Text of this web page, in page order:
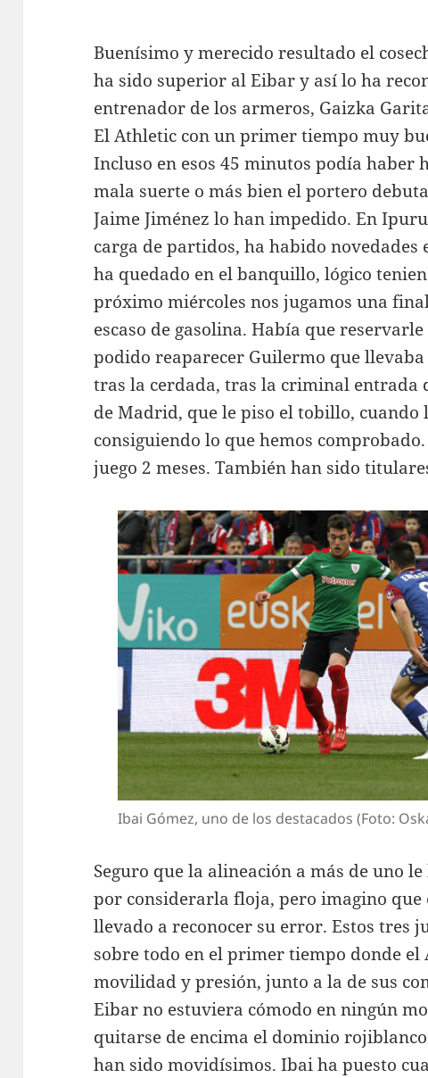
Buenísimo y merecido resultado el
ha sido superior al Eibar y así lo ha
entrenador de los armeros, Gaizka
El Athletic con un primer tiempo muy
Incluso en esos 45 minutos podía haber
mala suerte o más bien el portero
Jaime Jiménez lo han impedido. En
carga de partidos, ha habido novedades
ha quedado en el banquillo, lógico
próximo miércoles nos jugamos una
escaso de gasolina. Había que
podido reaparecer Guilermo que llevaba
tras la cerdada, tras la criminal entrada
de Madrid, que le piso el tobillo, cuando
consiguiendo lo que hemos
juego 2 meses. También han sido
Ibai Gómez, uno de los destacados (Foto:
Seguro que la alineación a más de uno
por considerarla floja, pero imagino
llevado a reconocer su error. Estos tres
sobre todo en el primer tiempo donde el
movilidad y presión, junto a la de sus
Eibar no estuviera cómodo en ningún
quitarse de encima el dominio
han sido movidísimos. Ibai ha puesto